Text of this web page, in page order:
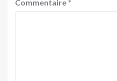
Commentaire *